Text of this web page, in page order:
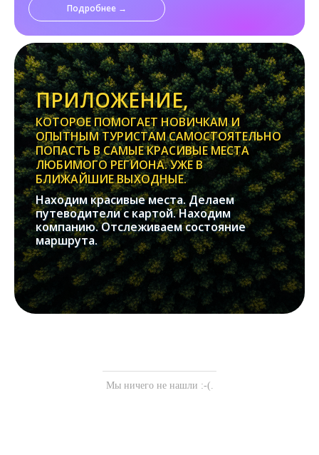
Подробнее →
ПРИЛОЖЕНИЕ,
КОТОРОЕ ПОМОГАЕТ НОВИЧКАМ И
ОПЫТНЫМ ТУРИСТАМ САМОСТОЯТЕЛЬНО
ПОПАСТЬ В САМЫЕ КРАСИВЫЕ МЕСТА
ЛЮБИМОГО РЕГИОНА. УЖЕ В
БЛИЖАЙШИЕ ВЫХОДНЫЕ.
Находим красивые места. Делаем
путеводители с картой. Находим
компанию. Отслеживаем состояние
маршрута.
Мы ничего не нашли :-(.